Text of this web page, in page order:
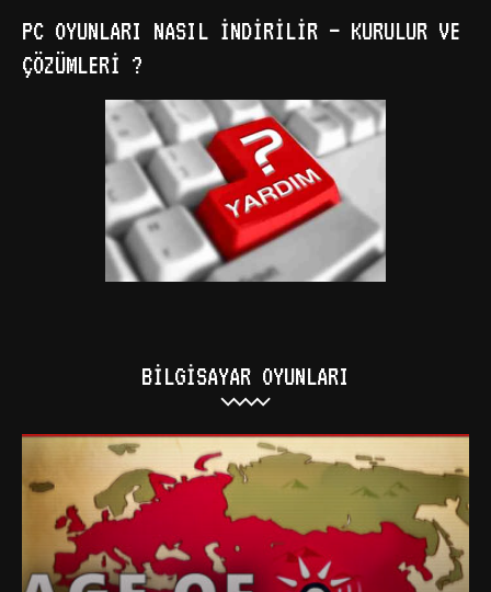
PC OYUNLARI NASIL İNDIRILIR – KURULUR VE
ÇÖZÜMLERI ?
BILGISAYAR OYUNLARI